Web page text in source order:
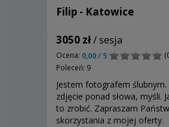
Filip - Katowice
3050 zł/ sesja
Ocena: 0,00 / 5
Poleceń: 9
Jestem fotografem ślubnym.
zdjęcie ponad słowa, myśli.
to zrobić. Zapraszam
skorzystania z mojej oferty.